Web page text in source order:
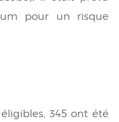
pour un risque
345 ont été